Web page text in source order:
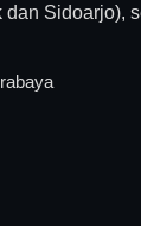
dan Sidoarjo),